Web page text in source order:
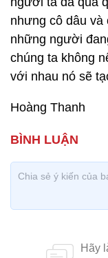
nhưng cô dâu và
những người
chúng ta không
với nhau nó sẽ
Hoàng Thanh